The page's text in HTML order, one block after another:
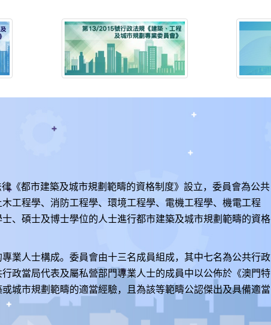
《都市建築及城市規劃範疇的資格制度》設立，委員會為公共
工程學、消防工程學、環境工程學、電機工程學、機電工程
、碩士及博士學位的人士進行都市建築及城市規劃範疇的資格
業人士構成。委員會由十三名成員組成，其中七名為公共行政
政當局代表及屬私營部門專業人士的成員中以公佈於《澳門特
城市規劃範疇的適當經驗，且為該等範疇公認傑出及具備適當